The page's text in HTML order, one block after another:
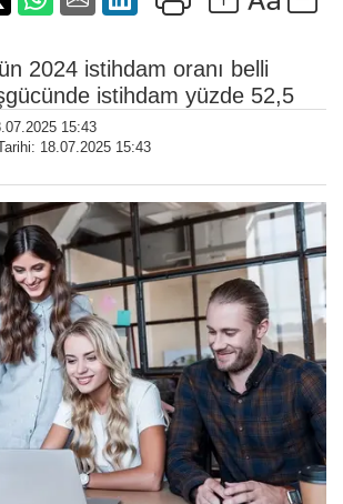
2024 istihdam oranı belli
istihdam yüzde 52,5
15:43
18.07.2025 15:43